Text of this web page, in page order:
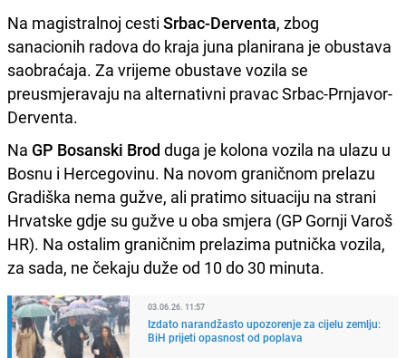
Na magistralnoj cesti Srbac-Derventa, zbog
sanacionih radova do kraja juna planirana je obustava
saobraćaja. Za vrijeme obustave vozila se
preusmjeravaju na alternativni pravac Srbac-Prnjavor-
Derventa.
Na GP Bosanski Brod duga je kolona vozila na ulazu u
Bosnu i Hercegovinu. Na novom graničnom prelazu
Gradiška nema gužve, ali pratimo situaciju na strani
Hrvatske gdje su gužve u oba smjera (GP Gornji Varoš
HR). Na ostalim graničnim prelazima putnička vozila,
za sada, ne čekaju duže od 10 do 30 minuta.
03.06.26. 11:57
Izdato narandžasto upozorenje za cijelu zemlju:
BiH prijeti opasnost od poplava